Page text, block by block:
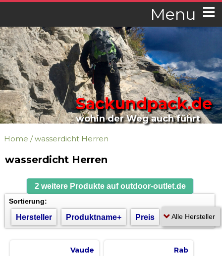
Menu
Sackundpack.de
wohin der Weg auch führt
Home /wasserdicht Herren
wasserdicht Herren
2 weitere Produkte auf outdoor-outlet.de
Sortierung:
Hersteller Produktname+ Preis
Vaude Rab